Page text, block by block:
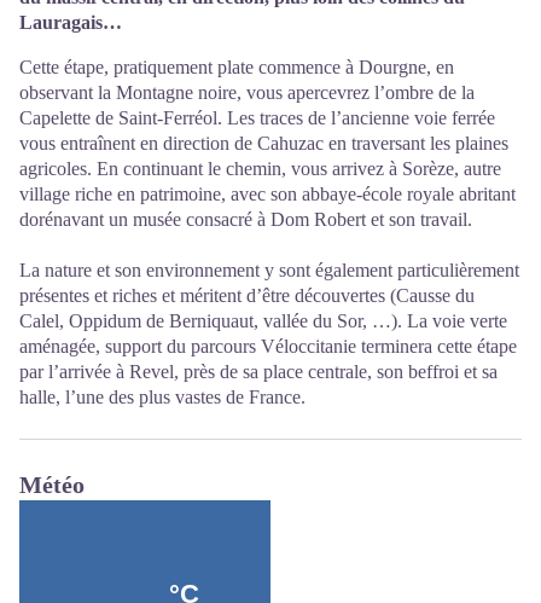
Lauragais…
Cette étape, pratiquement plate commence à Dourgne, en
observant la Montagne noire, vous apercevrez l’ombre de la
Capelette de Saint-Ferréol. Les traces de l’ancienne voie ferrée
vous entraînent en direction de Cahuzac en traversant les plaines
agricoles. En continuant le chemin, vous arrivez à Sorèze, autre
village riche en patrimoine, avec son abbaye-école royale abritant
dorénavant un musée consacré à Dom Robert et son travail.
La nature et son environnement y sont également particulièrement
présentes et riches et méritent d’être découvertes (Causse du
Calel, Oppidum de Berniquaut, vallée du Sor, …). La voie verte
aménagée, support du parcours Véloccitanie terminera cette étape
par l’arrivée à Revel, près de sa place centrale, son beffroi et sa
halle, l’une des plus vastes de France.
Météo